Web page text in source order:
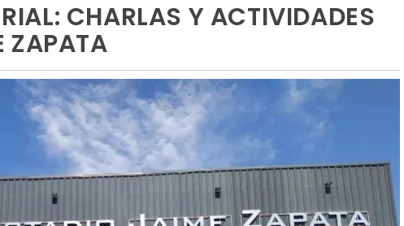
CHARLAS Y ACTIVIDADES
ZAPATA